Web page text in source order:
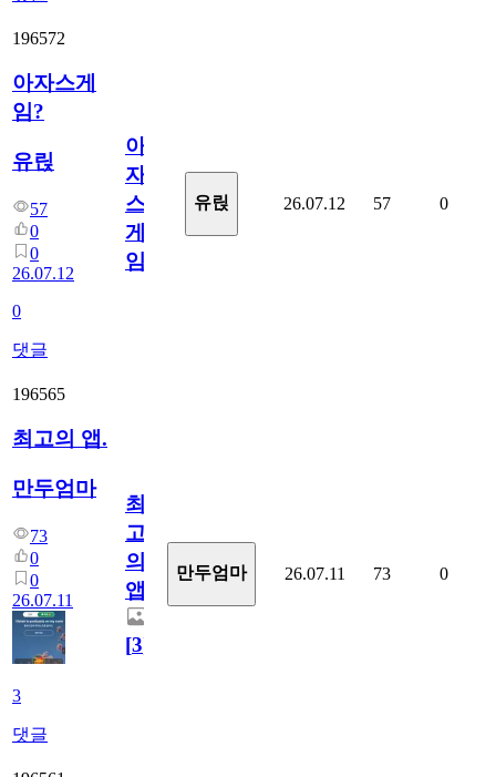
196572
아자스게
임?
유릱
57
0
0
26.07.12
0
댓글
아
자
스
게
임?
유릱 26.07.12 57 0
196565
최고의 앱.
만두엄마
73
0
0
26.07.11
3
댓글
최
고
의
앱.
[3]
만두엄마 26.07.11 73 0